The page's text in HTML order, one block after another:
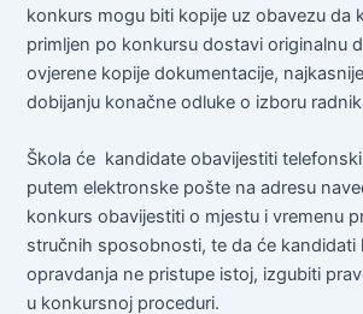
konkurs mogu biti kopije uz obavezu da
primljen po konkursu dostavi originalnu
ovjerene kopije dokumentacije,
dobijanju konačne odluke o izboru
Škola će kandidate obavijestiti
putem elektronske pošte na adresu
konkurs obavijestiti o mjestu i vremenu
stručnih sposobnosti, te da će kandidati
opravdanja ne pristupe istoj, izgubiti
u konkursnoj proceduri.